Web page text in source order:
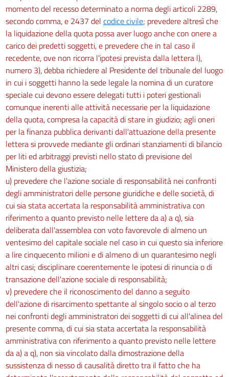
Sezione I
Disposizioni generali
246
247
Sezione II
Obblighi del datore di lavoro
248
249
250
251
252
253
254
255
256
257
258
259
260
261
Capo IV
Sanzioni
262
momento del recesso determinato a norma degli articoli 2289,
secondo comma, e 2437 del codice civile; prevedere altresì che
la liquidazione della quota possa aver luogo anche con onere a
carico dei predetti soggetti, e prevedere che in tal caso il
recedente, ove non ricorra l'ipotesi prevista dalla lettera l),
numero 3), debba richiedere al Presidente del tribunale del luogo
in cui i soggetti hanno la sede legale la nomina di un curatore
speciale cui devono essere delegati tutti i poteri gestionali
comunque inerenti alle attività necessarie per la liquidazione
della quota, compresa la capacità di stare in giudizio; agli oneri
per la finanza pubblica derivanti dall'attuazione della presente
lettera si provvede mediante gli ordinari stanziamenti di bilancio
per liti ed arbitraggi previsti nello stato di previsione del
Ministero della giustizia;
u) prevedere che l'azione sociale di responsabilità nei confronti
degli amministratori delle persone giuridiche e delle società, di
cui sia stata accertata la responsabilità amministrativa con
riferimento a quanto previsto nelle lettere da a) a q), sia
deliberata dall'assemblea con voto favorevole di almeno un
ventesimo del capitale sociale nel caso in cui questo sia inferiore
a lire cinquecento milioni e di almeno di un quarantesimo negli
altri casi; disciplinare coerentemente le ipotesi di rinuncia o di
transazione dell'azione sociale di responsabilità;
v) prevedere che il riconoscimento del danno a seguito
dell'azione di risarcimento spettante al singolo socio o al terzo
nei confronti degli amministratori dei soggetti di cui all'alinea del
presente comma, di cui sia stata accertata la responsabilità
amministrativa con riferimento a quanto previsto nelle lettere
da a) a q), non sia vincolato dalla dimostrazione della
sussistenza di nesso di causalità diretto tra il fatto che ha